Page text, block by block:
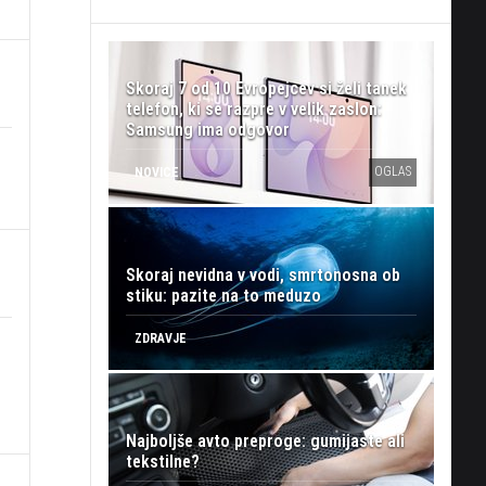
Skoraj 7 od 10 Evropejcev si želi tanek
telefon, ki se razpre v velik zaslon:
Samsung ima odgovor
NOVICE OGLAS
Skoraj nevidna v vodi, smrtonosna ob
stiku: pazite na to meduzo
ZDRAVJE
Najboljše avto preproge: gumijaste ali
tekstilne?